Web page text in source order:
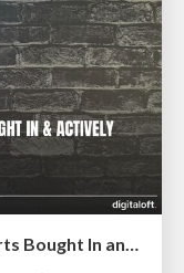
How to Get Subject Matter Experts Bought In and Actively Contributing to SEO & PR Initiatives.